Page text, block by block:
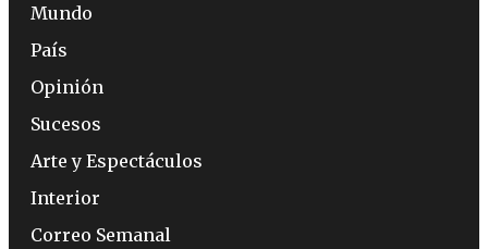
Mundo
País
Opinión
Sucesos
Arte y Espectáculos
Interior
Correo Semanal